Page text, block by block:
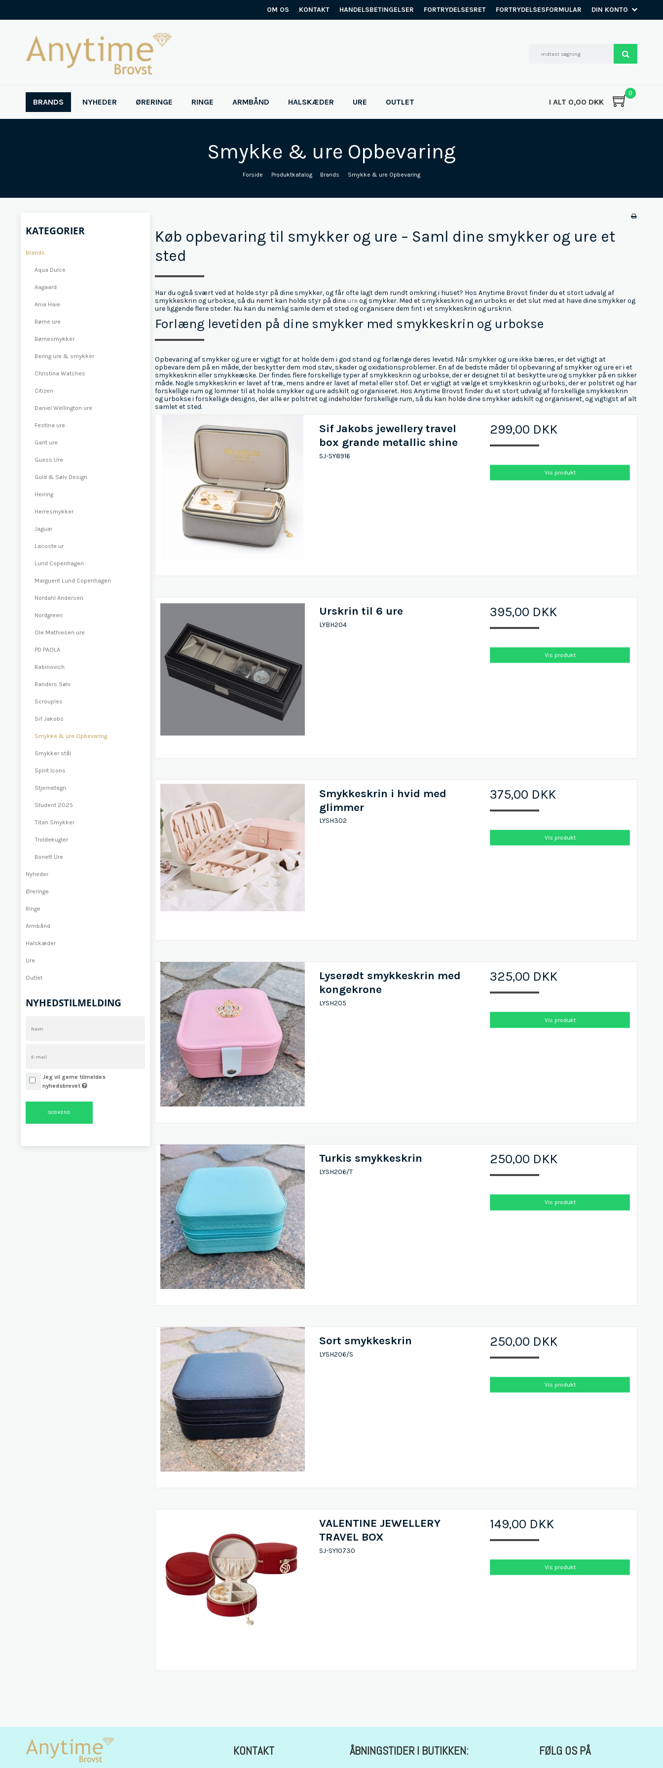
OM OS KONTAKT HANDELSBETINGELSER FORTRYDELSESRET FORTRYDELSESFORMULAR DIN KONTO
BRANDS NYHEDER ØRERINGE RINGE ARMBÅND HALSKÆDER URE OUTLET I ALT 0,00 DKK
0
Smykke & ure Opbevaring
Forside Produktkatalog Brands Smykke & ure Opbevaring
KATEGORIER
Brands
Aqua Dulce
Aagaard
Ania Haie
Børne ure
Børnesmykker
Bering ure & smykker
Christina Watches
Citizen
Daniel Wellington ure
Festina ure
Gant ure
Guess Ure
Guld & Sølv Design
Heiring
Herresmykker
Jaguar
Lacoste ur
Lund Copenhagen
Marguerit Lund Copenhagen
Nordahl Andersen
Nordgreen
Ole Mathiesen ure
PD PAOLA
Rabinovich
Randers Sølv
Scrouples
Sif Jakobs
Smykke & ure Opbevaring
Smykker stål
Spirit Icons
Stjernetegn
Student 2025
Titan Smykker
Troldekugler
Bonett Ure
Nyheder
Øreringe
Ringe
Armbånd
Halskæder
Ure
Outlet
NYHEDSTILMELDING
Jeg vil gerne tilmeldes
nyhedsbrevet
GODKEND
Køb opbevaring til smykker og ure – Saml dine smykker og ure et
sted
Har du også svært ved at holde styr på dine smykker, og får ofte lagt dem rundt omkring i huset? Hos Anytime Brovst finder du et stort udvalg af
smykkeskrin og urbokse, så du nemt kan holde styr på dine ureog smykker. Med et smykkeskrin og en urboks er det slut med at have dine smykker og
ure liggende flere steder. Nu kan du nemlig samle dem et sted og organisere dem fint i et smykkeskrin og urskrin.
Forlæng levetiden på dine smykker med smykkeskrin og urbokse
Opbevaring af smykker og ure er vigtigt for at holde dem i god stand og forlænge deres levetid. Når smykker og ure ikke bæres, er det vigtigt at
opbevare dem på en måde, der beskytter dem mod støv, skader og oxidationsproblemer. En af de bedste måder til opbevaring af smykker og ure er i et
smykkeskrin eller smykkeæske. Der findes flere forskellige typer af smykkeskrin og urbokse, der er designet til at beskytte ure og smykker på en sikker
måde. Nogle smykkeskrin er lavet af træ, mens andre er lavet af metal eller stof. Det er vigtigt at vælge et smykkeskrin og urboks, der er polstret og har
forskellige rum og lommer til at holde smykker og ure adskilt og organiseret. Hos Anytime Brovst finder du et stort udvalg af forskellige smykkeskrin
og urbokse i forskellige designs, der alle er polstret og indeholder forskellige rum, så du kan holde dine smykker adskilt og organiseret, og vigtigst af alt
samlet et sted.
Sif Jakobs jewellery travel
box grande metallic shine
SJ-SY8916
299,00 DKK
Vis produkt
Urskrin til 6 ure
LYBH204
395,00 DKK
Vis produkt
Smykkeskrin i hvid med
glimmer
LYSH302
375,00 DKK
Vis produkt
Lyserødt smykkeskrin med
kongekrone
LYSH205
325,00 DKK
Vis produkt
Turkis smykkeskrin
LYSH206/T
250,00 DKK
Vis produkt
Sort smykkeskrin
LYSH206/S
250,00 DKK
Vis produkt
VALENTINE JEWELLERY
TRAVEL BOX
SJ-SY10730
149,00 DKK
Vis produkt
KONTAKT ÅBNINGSTIDER I BUTIKKEN: FØLG OS PÅ